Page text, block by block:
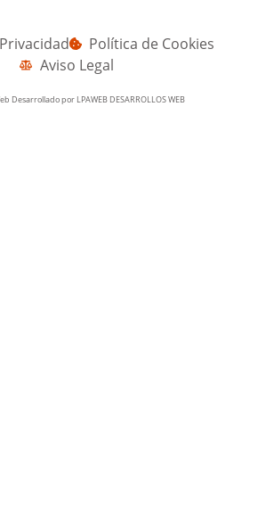
Política de Cookies
Aviso Legal
Desarrollado por LPAWEB DESARROLLOS WEB